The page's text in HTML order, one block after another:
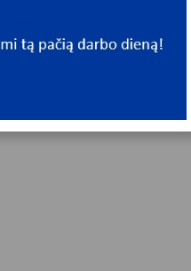
Taip